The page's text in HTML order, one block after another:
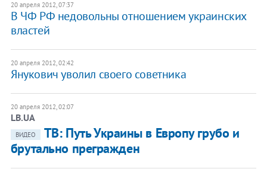
20 апреля 2012, 07:37
В ЧФ РФ недовольны отношением украинских
властей
20 апреля 2012, 02:42
Янукович уволил своего советника
20 апреля 2012, 02:07
LB.UA
ВИДЕО
ТВ: Путь Украины в Европу грубо и
брутально прегражден